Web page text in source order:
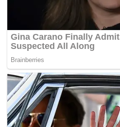
malah semua orang sayangkan
tolong orang,” katanya.
Tunang mangsa, Nur Farhana
pada hari kejadian mereka
Kesihatan Taman Intan untuk
“Kali terakhir dia balas kiriman
11.30 pagi dan Aiman beritahu
“Kira-kira jam 1 tengah hari, ibu